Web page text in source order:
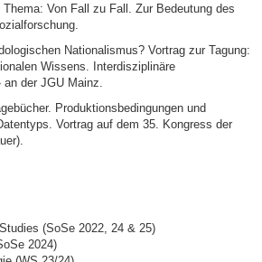
Von Fall zu Fall. Zur Bedeutung des
Nationalismus? Vortrag zur Tagung:
Wissens. Interdisziplinäre
der JGU Mainz.
Produktionsbedingungen und
Vortrag auf dem 35. Kongress der
(SoSe 2022, 24 & 25)
2024)